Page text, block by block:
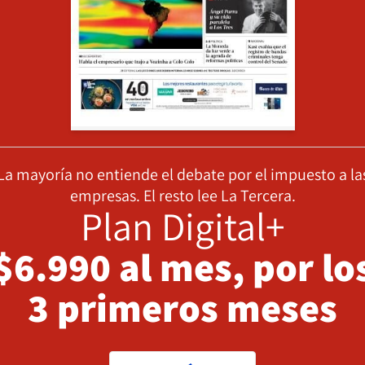
mayoría no entiende el debate por el impuesto a
empresas. El resto lee La Tercera.
Plan Digital+
al mes, por
3 primeros meses